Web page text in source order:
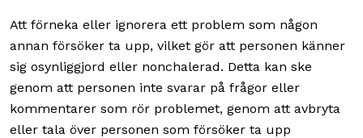
Att förneka eller ignorera ett problem som någon
annan försöker ta upp, vilket gör att personen känner
sig osynliggjord eller nonchalerad. Detta kan ske
genom att personen inte svarar på frågor eller
kommentarer som rör problemet, genom att avbryta
eller tala över personen som försöker ta upp